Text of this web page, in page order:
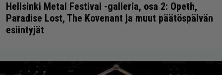
Hellsinki Metal Festival -galleria, osa 2: Opeth,
Paradise Lost, The Kovenant ja muut päätöspäivän
esiintyjät